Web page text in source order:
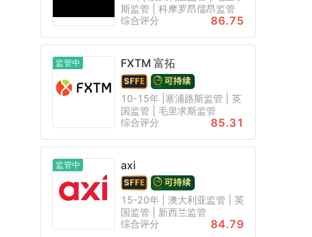
斯监管 | 科摩罗昂儒昂监管
综合评分
86.75
监管中 FXTM 富拓
10-15年 |塞浦路斯监管 | 英
国监管 | 毛里求斯监管
综合评分
85.31
监管中 axi
15-20年 | 澳大利亚监管 | 英
国监管 | 新西兰监管
综合评分
84.79